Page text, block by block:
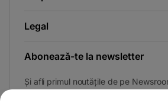
Legal
Abonează-te la newsletter
Și afli primul noutățile de pe